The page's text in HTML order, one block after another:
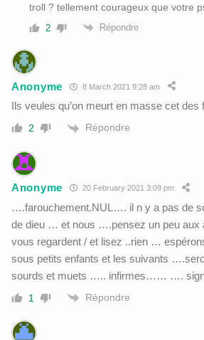
troll ? tellement courageux que votre
2 Répondre
Anonyme 8 March 2021 9:28 am
Ils veules qu’on meurt en masse cet des
2 Répondre
Anonyme 20 February 2021 3:09 pm
….farouchement.NUL…. il n y a pas de
de dieu … et nous ….pensez un peu aux
vous regardent / et lisez ..rien …
sous petits enfants et les suivants
sourds et muets ….. infirmes…… ….
1 Répondre